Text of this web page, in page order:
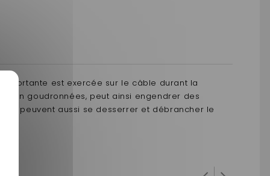
est exercée sur le câble durant la
non goudronnées, peut ainsi engendrer des
peuvent aussi se desserrer et débrancher le